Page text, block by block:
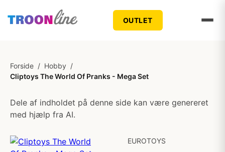
OUTLET
Forside / Hobby /
Cliptoys The World Of Pranks - Mega Set
Dele af indholdet på denne side kan være genereret
med hjælp fra AI.
EUROTOYS